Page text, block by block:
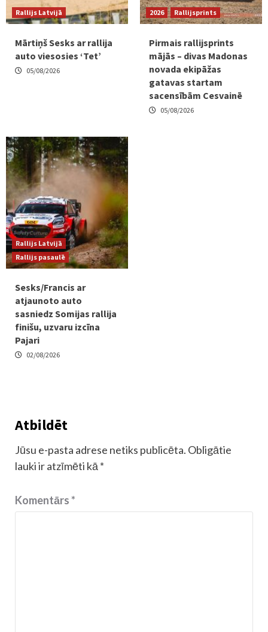
Rallijs Latvijā
Mārtiņš Sesks ar rallija
auto viesosies ‘Tet’
05/08/2026
2026 Rallijsprints
Pirmais rallijsprints
mājās – divas Madonas
novada ekipāžas
gatavas startam
sacensībām Cesvainē
05/08/2026
Rallijs Latvijā
Rallijs pasaulē
Sesks/Francis ar
atjaunoto auto
sasniedz Somijas rallija
finišu, uzvaru izcīna
Pajari
02/08/2026
Atbildēt
Jūsu e-pasta adrese netiks publicēta. Obligātie
lauki ir atzīmēti kā *
Komentārs*